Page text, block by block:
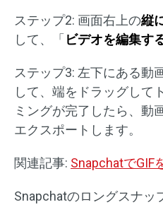
ステップ2: 画面右上の縦
して、「 ビデオを編集す
ステップ3: 左下にある動
して、端をドラッグして
ミングが完了したら、動
エクスポートします。
関連記事: SnapchatでGIF
Snapchatのロングスナッ